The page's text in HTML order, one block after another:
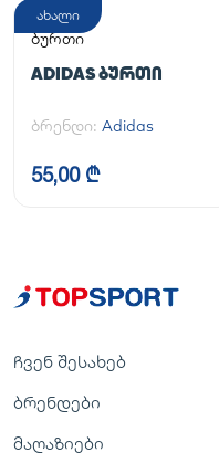
ახალი
ბურთი
ADIDAS ᲑᲣᲠᲗᲘ
ბრენდი: Adidas
55,00 ₾
ჩვენ შესახებ
ბრენდები
მაღაზიები